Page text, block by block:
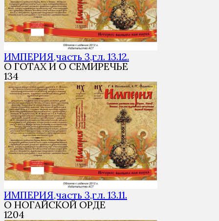
ИМПЕРИЯ,часть 3,гл. 13.12.
О ГОТАХ И О СЕМИРЕЧЬЕ
134
ИМПЕРИЯ,часть 3,гл. 13.11.
О НОГАЙСКОЙ ОРДЕ
1204